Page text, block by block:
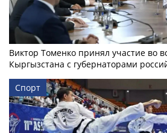
Виктор Томенко принял участие во
Кыргызстана с губернаторами
Спорт